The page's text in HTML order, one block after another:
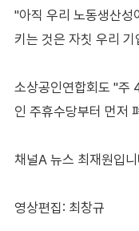
"아직 우리 노동생산성
키는 것은 자칫 우리
소상공인연합회도 "주
인 주휴수당부터 먼저
채널A 뉴스 최재원입
영상편집: 최창규